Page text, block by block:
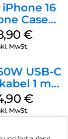
16
Case
€
MwSt.
USB-C
1 m
€
MwSt.